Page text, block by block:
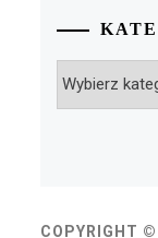
COPYRIGHT ©